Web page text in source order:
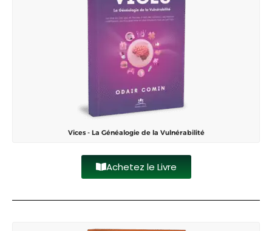
Vices - La Généalogie de la Vulnérabilité
Achetez le Livre